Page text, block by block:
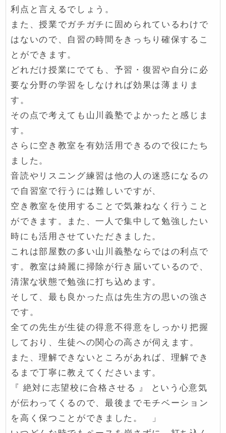
利点と言えるでしょう。
また、授業でガチガチに固められているわけで
はないので、自習の時間をきっちり確保するこ
とができます。
どれだけ授業にでても、予習・復習や自分に必
要な分野の学習をしなければ効果は薄まりま
す。
その点で考えても山川義塾でよかったと感じま
す。
さらに空き教室を有効活用できるので役にたち
ました。
音読やリスニング練習は他の人の迷惑になるの
で自習室で行うには難しいですが、
空き教室を使用することで気兼ねなく行うこと
ができます。また、一人で集中して勉強したい
時にも活用させていただきました。
これは部屋数の多い山川義塾ならではの利点で
す。教室は綺麗に掃除が行き届いているので、
清潔な状態で勉強に打ち込めます。
そして、最も良かった点は先生方の思いの強さ
です。
全ての先生が生徒の得意不得意をしっかり把握
しており、生徒への関心の高さが伺えます。
また、理解できないところがあれば、理解でき
るまで丁寧に教えてくださいます。
『 絶対に志望校に合格させる 』 という心意気
が伝わってくるので、最後までモチベーション
を高く保つことができました。 」